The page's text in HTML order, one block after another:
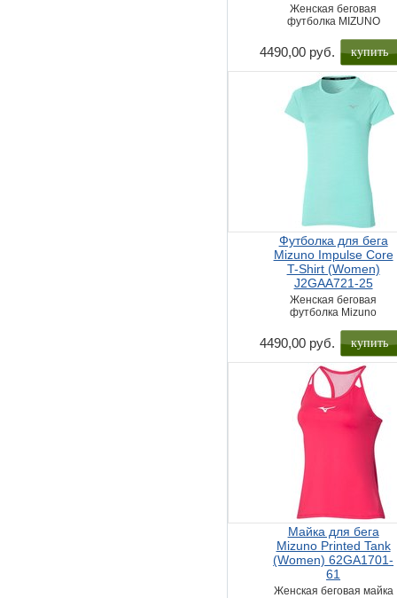
Женская беговая
футболка MIZUNO
4490,00 руб. купить
Футболка для бега
Mizuno Impulse Core
T-Shirt (Women)
J2GAA721-25
Женская беговая
футболка Mizuno
4490,00 руб. купить
Майка для бега
Mizuno Printed Tank
(Women) 62GA1701-
61
Женская беговая майка